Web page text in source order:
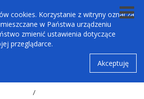
cookies. Korzystanie z witryny oznacza
w Państwa urządzeniu
zmienić ustawienia dotyczące
przeglądarce.
Akceptuję
/